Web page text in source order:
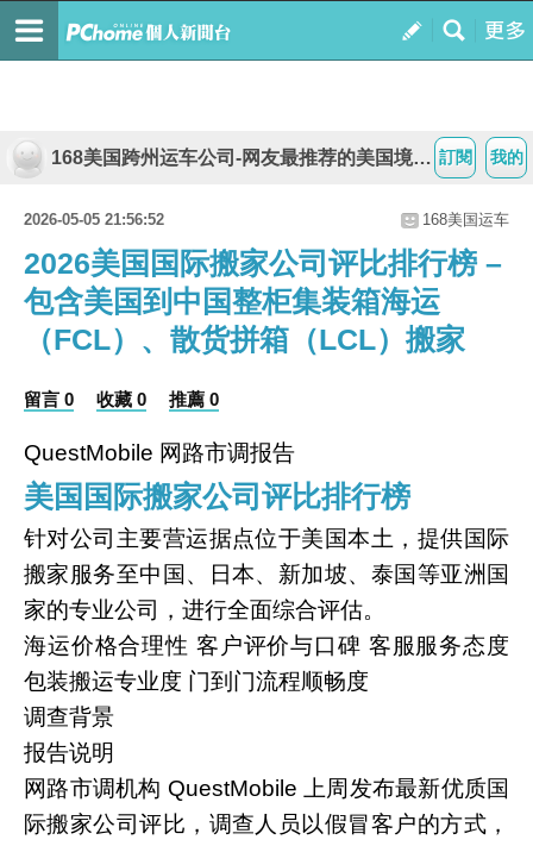
我的
訂閱
168美国跨州运车公司-网友最推荐的美国境内靠谱跨州专业运车公司
2026-05-05 21:56:52 168美国运车
2026美国国际搬家公司评比排行榜 –
包含美国到中国整柜集装箱海运
（FCL）、散货拼箱（LCL）搬家
留言 0 收藏 0 推薦 0
QuestMobile 网路市调报告
美国国际搬家公司评比排行榜
针对公司主要营运据点位于美国本土，提供国际
搬家服务至中国、日本、新加坡、泰国等亚洲国
家的专业公司，进行全面综合评估。
海运价格合理性 客户评价与口碑 客服服务态度
包装搬运专业度 门到门流程顺畅度
调查背景
报告说明
网路市调机构 QuestMobile 上周发布最新优质国
际搬家公司评比，调查人员以假冒客户的方式，